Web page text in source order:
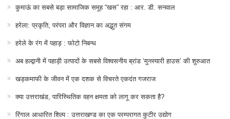
कुमाऊं का सबसे बड़ा सामाजिक समूह “खस” रहा : आर. डी. सनवाल
हरेला: प्रकृति, परंपरा और विज्ञान का अद्भुत संगम
हरेले के रंग में पहाड़ : फोटो निबन्ध
अब हल्द्वानी में पहाड़ी उत्पादों के सबसे विश्वसनीय ब्रांड ‘मुनस्यारी हाउस’ की शुरुआत
खड़कमाफी के जीवन में एक दशक से विचरते एकदंत गजराज
क्या उत्तराखंड, पारिस्थितिक वहन क्षमता को लागू कर सकता है?
रिंगाल आधारित शिल्प : उत्तराखण्ड का एक परम्परागत कुटीर उद्योग